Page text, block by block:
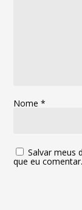
Nome*
Salvar meus
que eu comentar.